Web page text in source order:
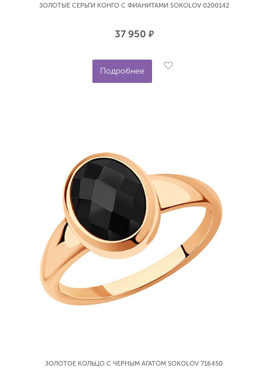
ЗОЛОТЫЕ СЕРЬГИ КОНГО С ФИАНИТАМИ SOKOLOV 0200142
37 950 р.
Подробнее
ЗОЛОТОЕ КОЛЬЦО С ЧЕРНЫМ АГАТОМ SOKOLOV 716450